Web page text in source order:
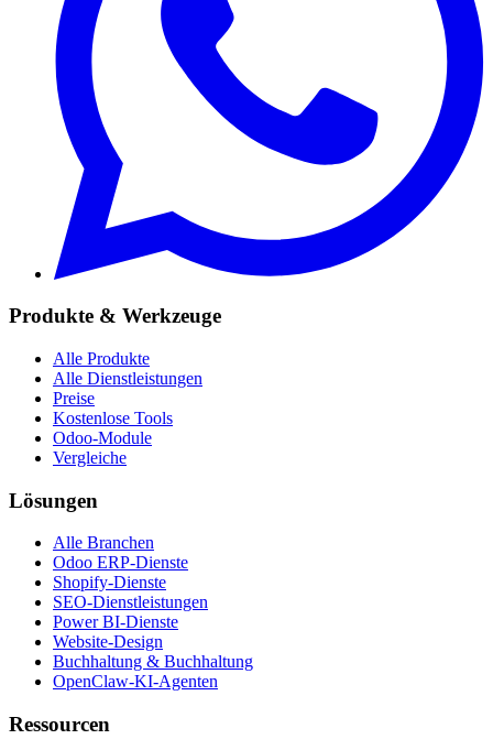
Produkte & Werkzeuge
Alle Produkte
Alle Dienstleistungen
Preise
Kostenlose Tools
Odoo-Module
Vergleiche
Lösungen
Alle Branchen
Odoo ERP-Dienste
Shopify-Dienste
SEO-Dienstleistungen
Power BI-Dienste
Website-Design
Buchhaltung & Buchhaltung
OpenClaw-KI-Agenten
Ressourcen